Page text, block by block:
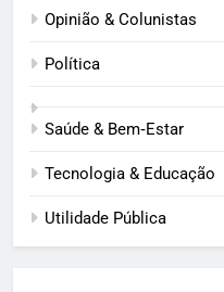
Opinião & Colunistas
Política
Saúde & Bem‑Estar
Tecnologia & Educação
Utilidade Pública